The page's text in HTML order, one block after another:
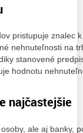
pristupuje znalec
nehnuteľnosti na
stanovené
hodnotu
najčastejšie
ale aj banky,